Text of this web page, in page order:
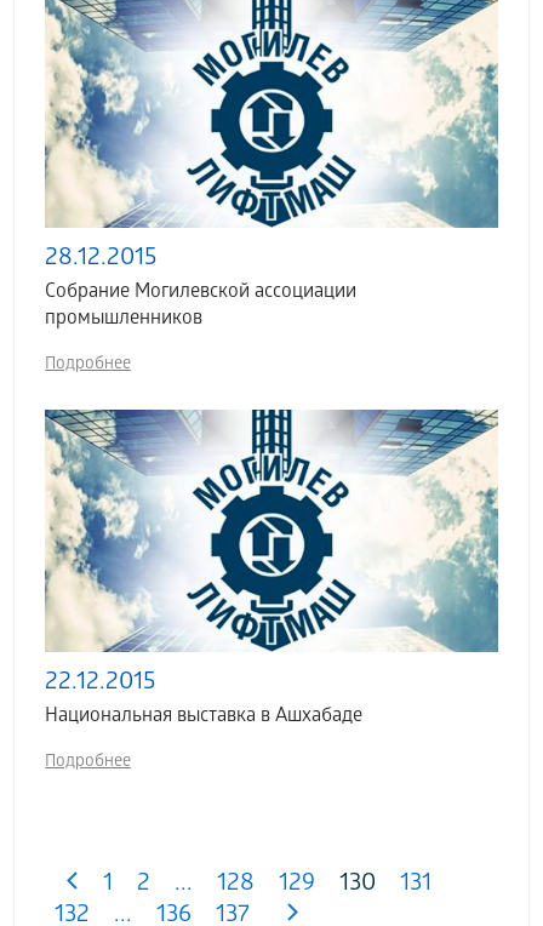
28.12.2015
Собрание Могилевской ассоциации
промышленников
Подробнее
22.12.2015
Национальная выставка в Ашхабаде
Подробнее
1 2 ... 128 129 130
131
132
... 136 137